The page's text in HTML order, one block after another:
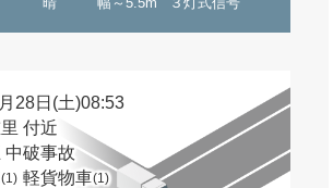
28日(土)08:53
付近
中破事故
(1) 軽貨物車(1)